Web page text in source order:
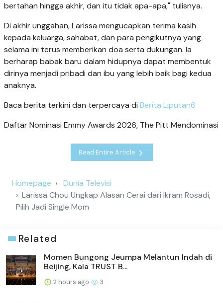
bertahan hingga akhir, dan itu tidak apa-apa," tulisnya.
Di akhir unggahan, Larissa mengucapkan terima kasih
kepada keluarga, sahabat, dan para pengikutnya yang
selama ini terus memberikan doa serta dukungan. Ia
berharap babak baru dalam hidupnya dapat membentuk
dirinya menjadi pribadi dan ibu yang lebih baik bagi kedua
anaknya.
Baca berita terkini dan terpercaya di Berita Liputan6
Daftar Nominasi Emmy Awards 2026, The Pitt Mendominasi
Read Entire Article
Homepage
Dunia Televisi
Larissa Chou Ungkap Alasan Cerai dari Ikram Rosadi,
Pilih Jadi Single Mom
Related
Momen Bungong Jeumpa Melantun Indah di
Beijing, Kala TRUST B...
2 hours ago 3